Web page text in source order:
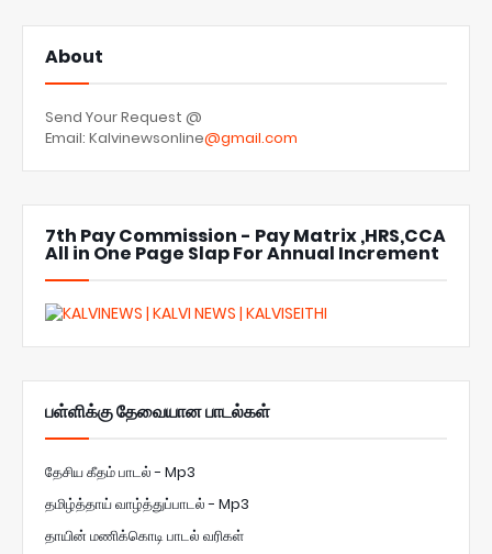
About
Send Your Request @
Email: Kalvinewsonline@gmail.com
7th Pay Commission - Pay Matrix ,HRS,CCA
All in One Page Slap For Annual Increment
பள்ளிக்கு தேவையான பாடல்கள்
தேசிய கீதம் பாடல் - Mp3
தமிழ்த்தாய் வாழ்த்துப்பாடல் - Mp3
தாயின் மணிக்கொடி பாடல் வரிகள்